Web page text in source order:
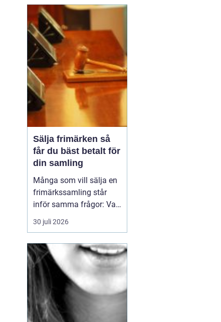
alltid bäst att vända sig
till ett proffs. I Huddinge
finns det många ...
Sälja frimärken så
får du bäst betalt för
din samling
Många som vill sälja en
frimärkssamling står
inför samma frågor: Vad
är samlingen värd? Var
vänder man sig? Och hur
för billigt? Oavsett om
samlingen är egen, ärvd
eller del av ett dödsbo
går det att skapa
ordning, få en rättvi...
30 juli 2026